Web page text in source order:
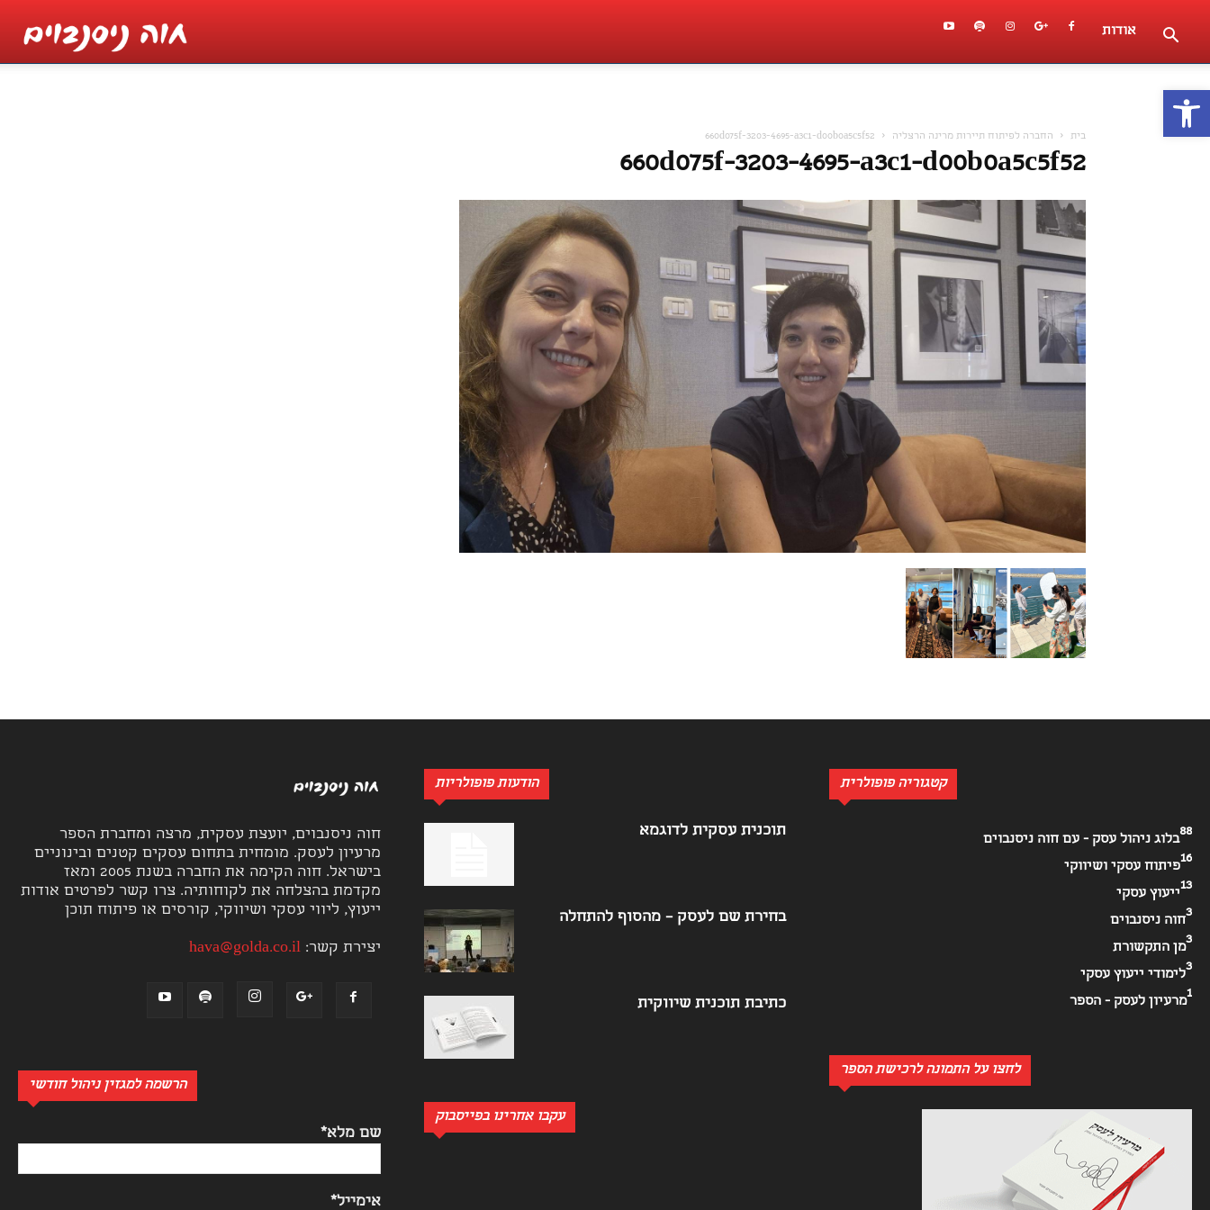
פתח סרגל נגישות
אודות
בית החברה לפיתוח תיירות מרינה הרצליה 660d075f-3203-4695-a3c1-d00b0a5c5f52
660d075f-3203-4695-a3c1-d00b0a5c5f52
חוה ניסנבוים, יועצת עסקית, מרצה ומחברת הספר
מרעיון לעסק. מומחית בתחום עסקים קטנים ובינוניים
בישראל. חוה הקימה את החברה בשנת 2005 ומאז
מקדמת בהצלחה את לקוחותיה. צרו קשר לפרטים אודות
ייעוץ, ליווי עסקי ושיווקי, קורסים או פיתוח תוכן
יצירת קשר:hava@golda.co.il
הרשמה למגזין ניהול חודשי
שם מלא*
אימייל*
הודעות פופולריות
תוכנית עסקית לדוגמא
בחירת שם לעסק – מהסוף להתחלה
כתיבת תוכנית שיווקית
עקבו אחרינו בפייסבוק
קטגוריה פופולרית
בלוג ניהול עסק - עם חוה ניסנבוים
88
פיתוח עסקי ושיווקי
16
ייעוץ עסקי
13
חוה ניסנבוים
3
מן התקשורת
3
לימודי ייעוץ עסקי
3
מרעיון לעסק - הספר
1
לחצו על התמונה לרכישת הספר